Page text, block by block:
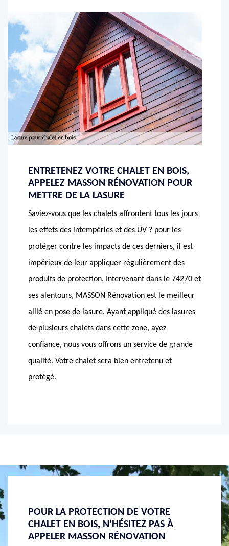
ENTRETENEZ VOTRE CHALET EN BOIS,
APPELEZ MASSON RÉNOVATION POUR
METTRE DE LA LASURE
Saviez-vous que les chalets affrontent tous les jours
les effets des intempéries et des UV ? pour les
protéger contre les impacts de ces derniers, il est
impérieux de leur appliquer régulièrement des
produits de protection. Intervenant dans le 74270 et
ses alentours, MASSON Rénovation est le meilleur
allié en pose de lasure. Ayant appliqué des lasures
de plusieurs chalets dans cette zone, ayez
confiance, nous vous offrons un service de grande
qualité. Votre chalet sera bien entretenu et
protégé.
LASURE, UNE MEILLEURE PROTECTION
CONTRE LES UV
BIEN
Vous